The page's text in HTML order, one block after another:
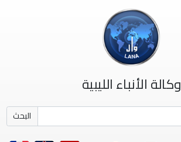
وكالة الأنباء الليبية
البحث